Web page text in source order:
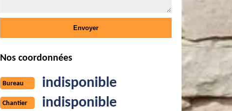
Nos coordonnées
Bureau indisponible
Chantier indisponible